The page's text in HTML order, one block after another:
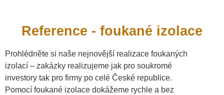
Reference - foukané izolace
Prohlédněte si naše nejnovější realizace foukaných
izolací – zakázky realizujeme jak pro soukromé
investory tak pro firmy po celé České republice.
Pomocí foukané izolace dokážeme rychle a bez